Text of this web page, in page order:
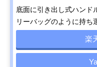
底面に引き出し式ハンド
リーバッグのように持ち
楽